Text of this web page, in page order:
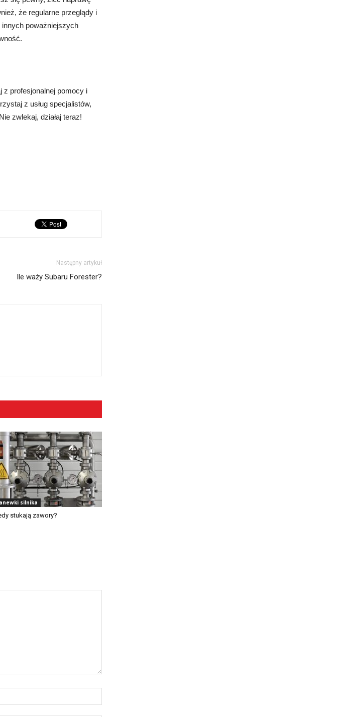
że regularne przeglądy i
poważniejszych
profesjonalnej pomocy i
z usług specjalistów,
zwlekaj, działaj teraz!
Następny artykuł
Ile waży Subaru Forester?
silnika
stukają zawory?